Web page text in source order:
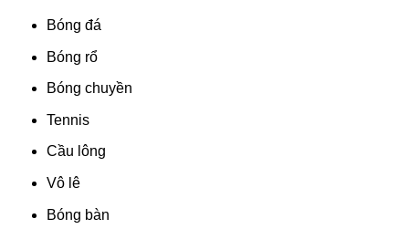
Bóng đá
Bóng rổ
Bóng chuyền
Tennis
Cầu lông
Vô lê
Bóng bàn